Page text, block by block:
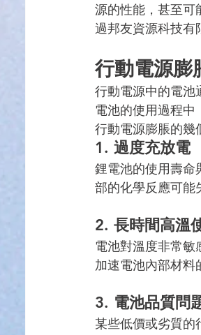
源的性能，甚至可
過邦友資源科技有
行動電源膨
行動電源中的電池
電池的使用過程中
行動電源膨脹的幾
1. 過度充放電
鋰電池的使用壽命
部的化學反應可能
2. 長時間高溫
電池對溫度非常敏
加速電池內部材料
3. 電池品質問
某些低價或劣質的